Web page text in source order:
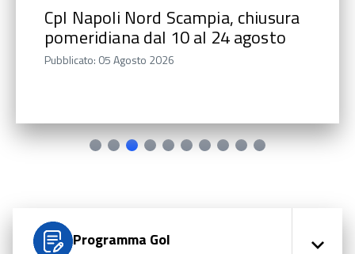
CpI Napoli Nord Scampia, chiusura
pomeridiana dal 10 al 24 agosto
Pubblicato: 05 Agosto 2026
Programma Gol